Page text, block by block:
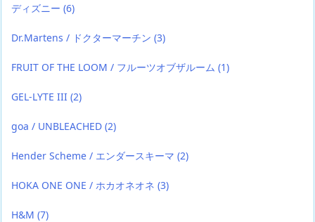
ディズニー (6)
Dr.Martens / ドクターマーチン (3)
FRUIT OF THE LOOM / フルーツオブザルーム (1)
GEL-LYTE III (2)
goa / UNBLEACHED (2)
Hender Scheme / エンダースキーマ (2)
HOKA ONE ONE / ホカオネオネ (3)
H&M (7)